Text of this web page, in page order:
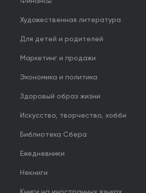
Художественная литература
Для детей и родителей
Маркетинг и продажи
Экономика и политика
Здоровый образ жизни
Искусство, творчество, хобби
Библиотека Сбера
Ежедневники
Некниги